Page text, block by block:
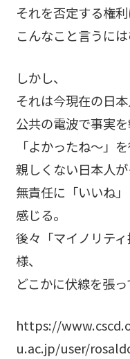
それを否定する権利
こんなこと言うには
しかし、
それは今現在の日
公共の電波で事実を
「よかったね～」
親しくない日本人が
無責任に「いいね
感じる。
後々「マイノリテ
様、
どこかに伏線を張っ
https://
u.ac.jp/user/